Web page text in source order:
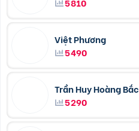
Việt Phương
5490
Trần Huy Hoàng Bắc
5290